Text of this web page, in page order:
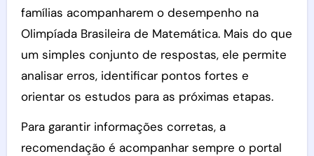
famílias acompanharem o desempenho na
Olimpíada Brasileira de Matemática. Mais do que
um simples conjunto de respostas, ele permite
analisar erros, identificar pontos fortes e
orientar os estudos para as próximas etapas.
Para garantir informações corretas, a
recomendação é acompanhar sempre o portal